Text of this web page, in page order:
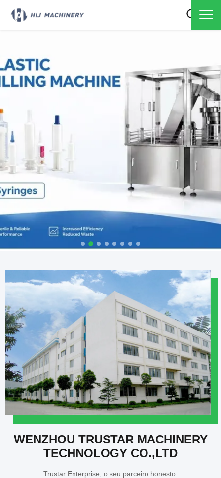
WENZHOU TRUSTAR MACHINERY
TECHNOLOGY CO.,LTD
Trustar Enterprise, o seu parceiro honesto.